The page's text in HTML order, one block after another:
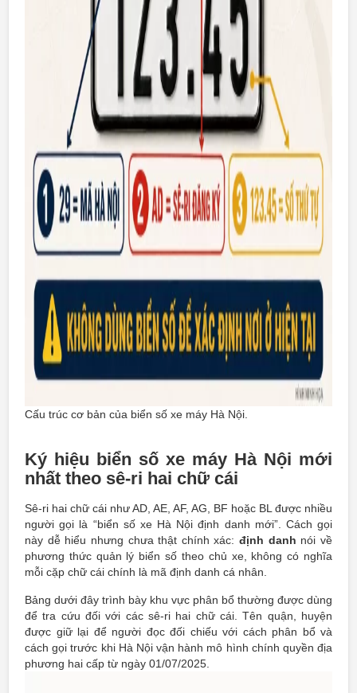
Cấu trúc cơ bản của biển số xe máy Hà Nội.
Ký hiệu biển số xe máy Hà Nội mới
nhất theo sê-ri hai chữ cái
Sê-ri hai chữ cái như AD, AE, AF, AG, BF hoặc BL được nhiều
người gọi là “biển số xe Hà Nội định danh mới”. Cách gọi
này dễ hiểu nhưng chưa thật chính xác:định danh nói về
phương thức quản lý biển số theo chủ xe, không có nghĩa
mỗi cặp chữ cái chính là mã định danh cá nhân.
Bảng dưới đây trình bày khu vực phân bổ thường được dùng
để tra cứu đối với các sê-ri hai chữ cái. Tên quận, huyện
được giữ lại để người đọc đối chiếu với cách phân bổ và
cách gọi trước khi Hà Nội vận hành mô hình chính quyền địa
phương hai cấp từ ngày 01/07/2025.